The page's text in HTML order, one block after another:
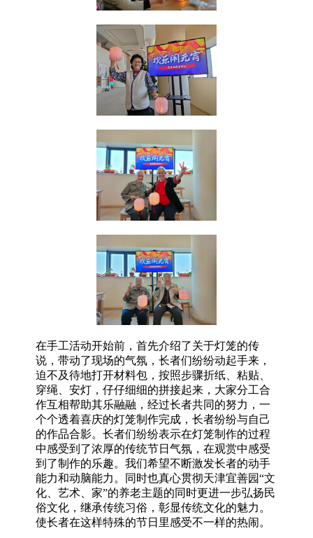
在手工活动开始前，首先介绍了关于灯笼的传
说，带动了现场的气氛，长者们纷纷动起手来，
迫不及待地打开材料包，按照步骤折纸、粘贴、
穿绳、安灯，仔仔细细的拼接起来，大家分工合
作互相帮助其乐融融，经过长者共同的努力，一
个个透着喜庆的灯笼制作完成，长者纷纷与自己
的作品合影。长者们纷纷表示在灯笼制作的过程
中感受到了浓厚的传统节日气氛，在观赏中感受
到了制作的乐趣。我们希望不断激发长者的动手
能力和动脑能力。同时也真心贯彻天津宜善园“文
化、艺术、家”的养老主题的同时更进一步弘扬民
俗文化，继承传统习俗，彰显传统文化的魅力。
使长者在这样特殊的节日里感受不一样的热闹。